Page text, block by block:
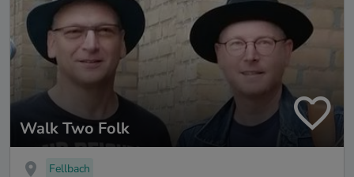
Walk Two Folk
Fellbach